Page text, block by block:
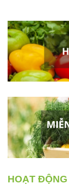
HOẠT